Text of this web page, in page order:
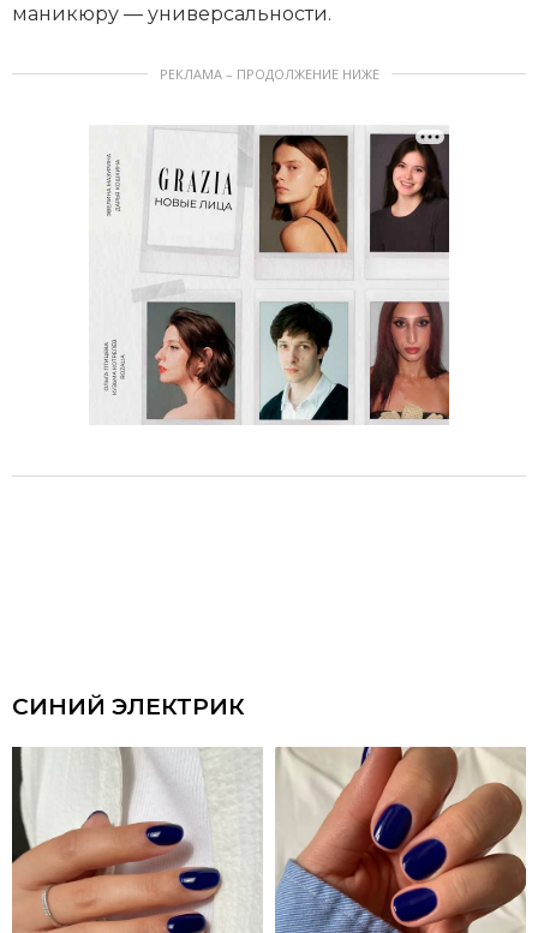
маникюру — универсальности.
РЕКЛАМА – ПРОДОЛЖЕНИЕ НИЖЕ
СИНИЙ ЭЛЕКТРИК